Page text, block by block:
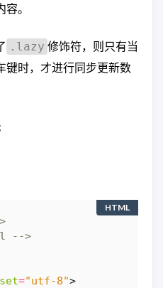
。
.lazy 修饰符，则只有当
键时，才进行同步更新数
-->
="utf-8">
HTML